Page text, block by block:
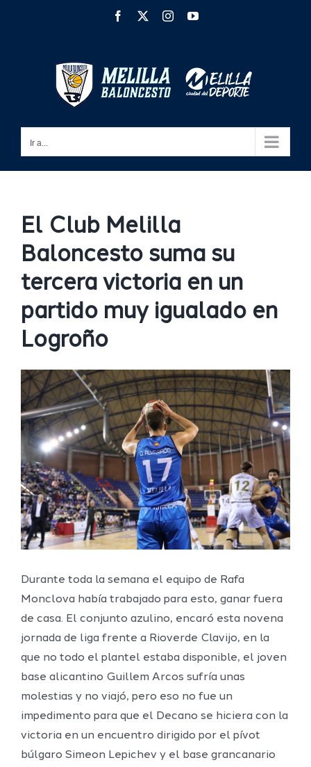
Facebook InstagramYouTube
Ir a...
El Club Melilla
Baloncesto suma su
tercera victoria en un
partido muy igualado en
Logroño
Ver
imagen
más
grande
Durante toda la semana el equipo de Rafa
Monclova había trabajado para esto, ganar fuera
de casa. El conjunto azulino, encaró esta novena
jornada de liga frente a Rioverde Clavijo, en la
que no todo el plantel estaba disponible, el joven
base alicantino Guillem Arcos sufría unas
molestias y no viajó, pero eso no fue un
impedimento para que el Decano se hiciera con la
victoria en un encuentro dirigido por el pívot
búlgaro Simeon Lepichev y el base grancanario